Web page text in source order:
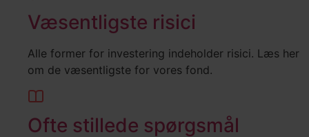
Væsentligste risici
Alle former for investering indeholder risici. Læs her
om de væsentligste for vores fond.
Ofte stillede spørgsmål